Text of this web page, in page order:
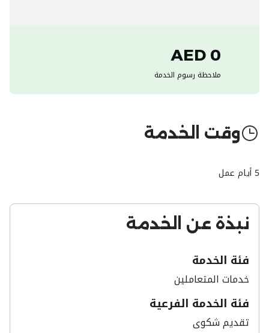
0 AED
ملاحظة رسوم الخدمة
وقت الخدمة
5 أيام عمل
نبذة عن الخدمة
فئة الخدمة
خدمات المتعاملين
فئة الخدمة الفرعية
تقديم شكوى​